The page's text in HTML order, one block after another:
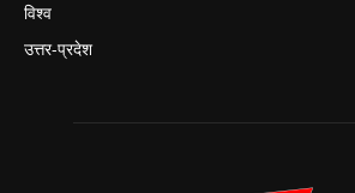
विश्व
उत्तर-प्रदेश